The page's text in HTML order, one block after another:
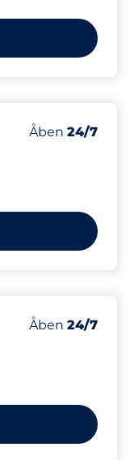
Antal
Antal pladser
800
Lørdag
Åben 24/7
Antal
Antal pladser
40
Lørdag
Åben 24/7